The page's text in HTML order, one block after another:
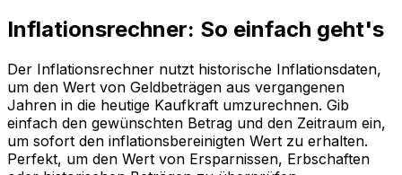
Inflationsrechner: So einfach geht's
Der Inflationsrechner nutzt historische Inflationsdaten,
um den Wert von Geldbeträgen aus vergangenen
Jahren in die heutige Kaufkraft umzurechnen. Gib
einfach den gewünschten Betrag und den Zeitraum ein,
um sofort den inflationsbereinigten Wert zu erhalten.
Perfekt, um den Wert von Ersparnissen, Erbschaften